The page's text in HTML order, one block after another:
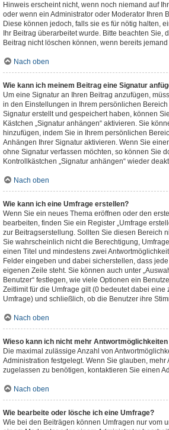
Hinweis erscheint nicht, wenn noch niemand auf
oder wenn ein Administrator oder Moderator Ihren
Diese können jedoch, falls sie es für nötig halten,
Ihr Beitrag überarbeitet wurde. Bitte beachten Sie,
Beitrag nicht löschen können, wenn bereits
Nach oben
Wie kann ich meinem Beitrag eine Signatur
Um eine Signatur an Ihren Beitrag anzufügen,
in den Einstellungen in Ihrem persönlichen
Signatur erstellt und gespeichert haben, können
Kästchen „Signatur anhängen“ aktivieren. Sie
hinzufügen, indem Sie in Ihrem persönlichen
Anhängen Ihrer Signatur aktivieren. Wenn Sie
ohne Signatur verfassen möchten, so können Sie
Kontrollkästchen „Signatur anhängen“ wieder
Nach oben
Wie kann ich eine Umfrage erstellen?
Wenn Sie ein neues Thema eröffnen oder den
bearbeiten, finden Sie ein Register „Umfrage
zur Beitragserstellung. Sollten Sie diesen Bereich
Sie wahrscheinlich nicht die Berechtigung,
einen Titel und mindestens zwei
Felder eingeben und dabei sicherstellen, dass
eigenen Zeile steht. Sie können auch unter
Benutzer“ festlegen, wie viele Optionen ein
Zeitlimit für die Umfrage gilt (0 bedeutet dabei eine
Umfrage) und schließlich, ob die Benutzer ihre
Nach oben
Wieso kann ich nicht mehr
Die maximal zulässige Anzahl von
Administration festgelegt. Wenn Sie glauben, mehr
zugelassen zu benötigen, kontaktieren Sie einen
Nach oben
Wie bearbeite oder lösche ich eine Umfrage?
Wie bei den Beiträgen können Umfragen nur vom